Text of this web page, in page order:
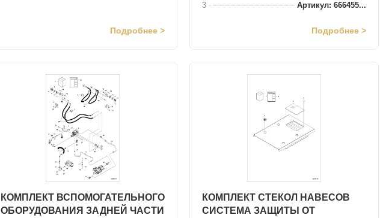
Подробнее >
3
Артикул: 666455...
Подробнее >
КОМПЛЕКТ ВСПОМОГАТЕЛЬНОГО
ОБОРУДОВАНИЯ ЗАДНЕЙ ЧАСТИ
КОМПЛЕКТ СТЕКОЛ НАВЕСОВ
СИСТЕМА ЗАЩИТЫ ОТ